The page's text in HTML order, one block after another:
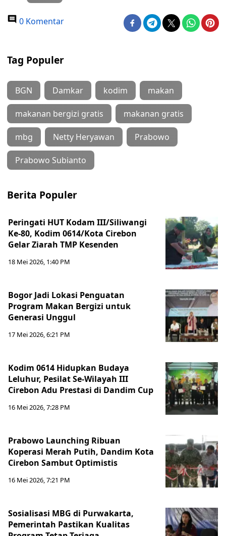
0 Komentar
Tag Populer
BGN Damkar kodim makan
makanan bergizi gratis makanan gratis
mbg Netty Heryawan Prabowo
Prabowo Subianto
Berita Populer
Peringati HUT Kodam III/Siliwangi
Ke-80, Kodim 0614/Kota Cirebon
Gelar Ziarah TMP Kesenden
18 Mei 2026, 1:40 PM
Bogor Jadi Lokasi Penguatan
Program Makan Bergizi untuk
Generasi Unggul
17 Mei 2026, 6:21 PM
Kodim 0614 Hidupkan Budaya
Leluhur, Pesilat Se-Wilayah III
Cirebon Adu Prestasi di Dandim Cup
16 Mei 2026, 7:28 PM
Prabowo Launching Ribuan
Koperasi Merah Putih, Dandim Kota
Cirebon Sambut Optimistis
16 Mei 2026, 7:21 PM
Sosialisasi MBG di Purwakarta,
Pemerintah Pastikan Kualitas